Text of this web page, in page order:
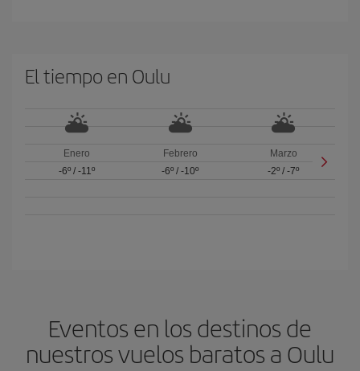
El tiempo en Oulu
Enero
-6º/ -11º
Febrero
-6º / -10º
Marzo
-2º /-7º
Eventos en los destinos de
nuestros vuelos baratos a Oulu